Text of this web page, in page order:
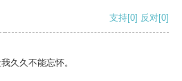
支持[0] 反对[0]
久久不能忘怀。